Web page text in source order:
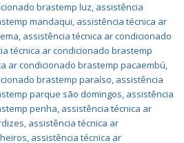
brastemp luz, assistência
mandaqui, assistência técnica ar
, assistência técnica ar condicionado
técnica ar condicionado brastemp
ar condicionado brastemp pacaembú,
brastemp paraíso, assistência
parque são domingos, assistência
penha, assistência técnica ar
, assistência técnica ar
, assistência técnica ar